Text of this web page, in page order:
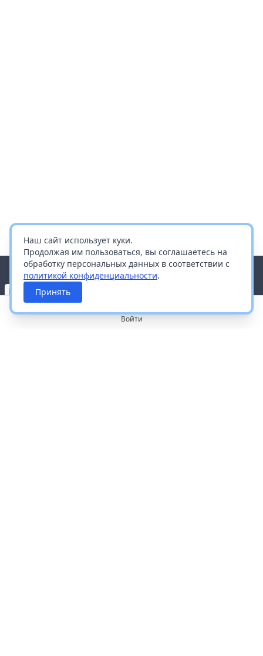
Наш сайт использует куки.
Продолжая им пользоваться, вы соглашаетесь на
обработку персональных данных в соответствии с
политикой конфиденциальности.
Принять
Войти